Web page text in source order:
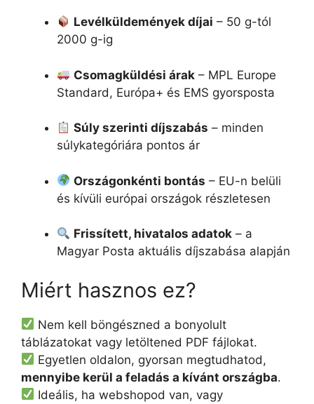
Levélküldemények díjai – 50 g-tól
2000 g-ig
Csomagküldési árak – MPL Europe
Standard, Európa+ és EMS gyorsposta
Súly szerinti díjszabás – minden
súlykategóriára pontos ár
Országonkénti bontás – EU-n belüli
és kívüli európai országok részletesen
Frissített, hivatalos adatok – a
Magyar Posta aktuális díjszabása alapján
Miért hasznos ez?
Nem kell böngészned a bonyolult
táblázatokat vagy letöltened PDF fájlokat.
Egyetlen oldalon, gyorsan megtudhatod,
mennyibe kerül a feladás a kívánt országba.
Ideális, ha webshopod van, vagy